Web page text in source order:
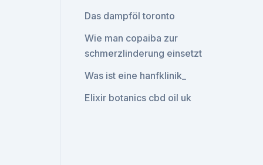
Das dampföl toronto
Wie man copaiba zur
schmerzlinderung einsetzt
Was ist eine hanfklinik_
Elixir botanics cbd oil uk